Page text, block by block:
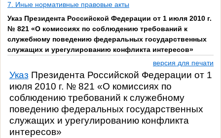
7. Иные нормативные правовые акты
Указ Президента Российской Федерации от 1 июля 2010 г.
№ 821 «О комиссиях по соблюдению требований к
служебному поведению федеральных государственных
служащих и урегулированию конфликта интересов»
версия для печати
Указ Президента Российской Федерации от 1
июля 2010 г. № 821 «О комиссиях по
соблюдению требований к служебному
поведению федеральных государственных
служащих и урегулированию конфликта
интересов»